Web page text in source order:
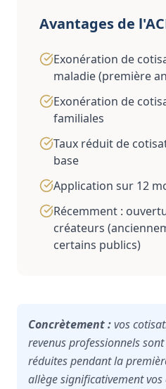
Avantages de
Exonération de
maladie (première
Exonération de
familiales
Taux réduit de
base
Application sur 12
Récemment :
créateurs
certains publics)
Concrètement :vos
revenus professionnels
réduites pendant la
allège significativement